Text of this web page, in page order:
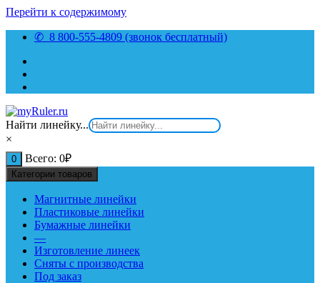
Перейти к содержимому
✆ 8 800-555-4809 (звонок бесплатный)
Найти линейку...
×
0 Всего: 0₽
Категории товаров
Магнитные линейки
Пластиковые линейки
Бумажные линейки
—
Изготовление линеек
Сняты с производства
Под заказ